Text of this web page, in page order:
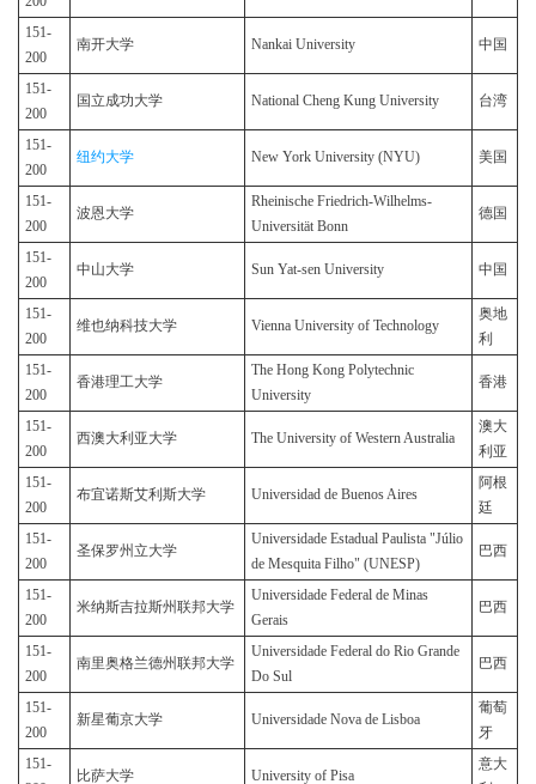
151-
200
南开大学 Nankai University 中国
151-
200
国立成功大学 National Cheng Kung University 台湾
151-
200
纽约大学 New York University (NYU) 美国
151-
200
波恩大学
Rheinische Friedrich-Wilhelms-
Universität Bonn
德国
151-
200
中山大学 Sun Yat-sen University 中国
151-
200
维也纳科技大学 Vienna University of Technology
奥地
利
151-
200
香港理工大学
The Hong Kong Polytechnic
University
香港
151-
200
西澳大利亚大学 The University of Western Australia
澳大
利亚
151-
200
布宜诺斯艾利斯大学 Universidad de Buenos Aires
阿根
廷
151-
200
圣保罗州立大学
Universidade Estadual Paulista "Júlio
de Mesquita Filho" (UNESP)
巴西
151-
200
米纳斯吉拉斯州联邦大学
Universidade Federal de Minas
Gerais
巴西
151-
200
南里奥格兰德州联邦大学
Universidade Federal do Rio Grande
Do Sul
巴西
151-
200
新星葡京大学 Universidade Nova de Lisboa
葡萄
牙
151-
比萨大学 University of Pisa
意大